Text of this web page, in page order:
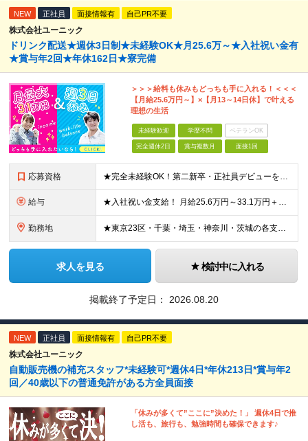
NEW 正社員 面接情報有 自己PR不要
株式会社ユーニック
ドリンク配送★週休3日制★未経験OK★月25.6万～★入社祝い金有
★賞与年2回★年休162日★寮完備
＞＞＞給料も休みもどっちも手に入れる！＜＜＜
【月給25.6万円～】×【月13～14日休】で叶える
理想の生活
未経験歓迎 学歴不問 ベテランOK
完全週休2日 賞与複数月 面接1回
応募資格 ★完全未経験OK！第二新卒・正社員デビューを目指す方も大歓迎！ ★応募資格を満たす方は全員面接いたします！（面接1回） ■学歴不問 ■普通免許をお持ちの方（AT限定可） ■34歳以下の方（若年層の長
給与 ★入社祝い金支給！ 月給25.6万円～33.1万円＋賞与年2回 ※結婚祝い・出産祝い・扶養手当・家族手当・退職金制度など福利厚生も充実しています！ ※研修期間2ヶ月：月給額から-1.6万円の支給に
勤務地 ★東京23区・千葉・埼玉・神奈川・茨城の各支店 ★転居を伴う転勤なし ★希望や通勤時間を考慮して決定します ★U・Iターン歓迎！ ▼東京都 ・板橋支店 東京都板橋区東坂下 ・新砂支店 東京都江東区
求人を見る 検討中に入れる
掲載終了予定日： 2026.08.20
NEW 正社員 面接情報有 自己PR不要
株式会社ユーニック
自動販売機の補充スタッフ*未経験可*週休4日*年休213日*賞与年2
回／40歳以下の普通免許がある方全員面接
「休みが多くて”ここに”決めた！」 週休4日で推
し活も、旅行も、勉強時間も確保できます♪